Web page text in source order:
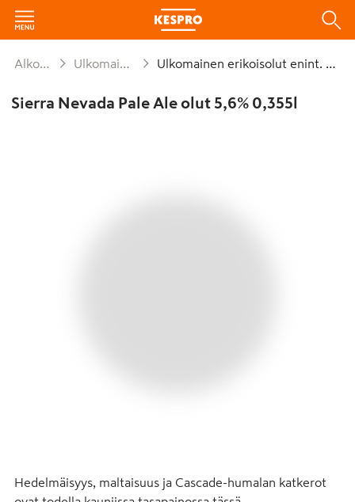
Alkoholijuomat Ulkomainen erikoisolut Ulkomainen erikoisolut enint. 8,0% plo
Sierra Nevada Pale Ale olut 5,6% 0,355l
Hedelmäisyys, maltaisuus ja Cascade-humalan katkerot